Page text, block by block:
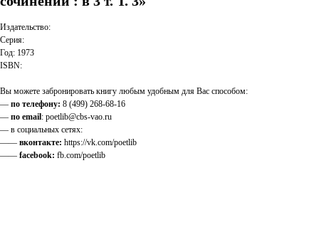
Издательство:
Серия:
Год: 1973
ISBN:
Вы можете забронировать книгу любым удобным для Вас способом:
— по телефону: 8 (499) 268-68-16
— по email: poetlib@cbs-vao.ru
— в социальных сетях:
—— вконтакте: https://vk.com/poetlib
—— facebook: fb.com/poetlib